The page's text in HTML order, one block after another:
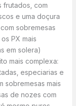
frutados, com
e uma doçura
sobremesas
PX mais
em solera)
mais complexa:
especiarias e
sobremesas mais
de nozes com